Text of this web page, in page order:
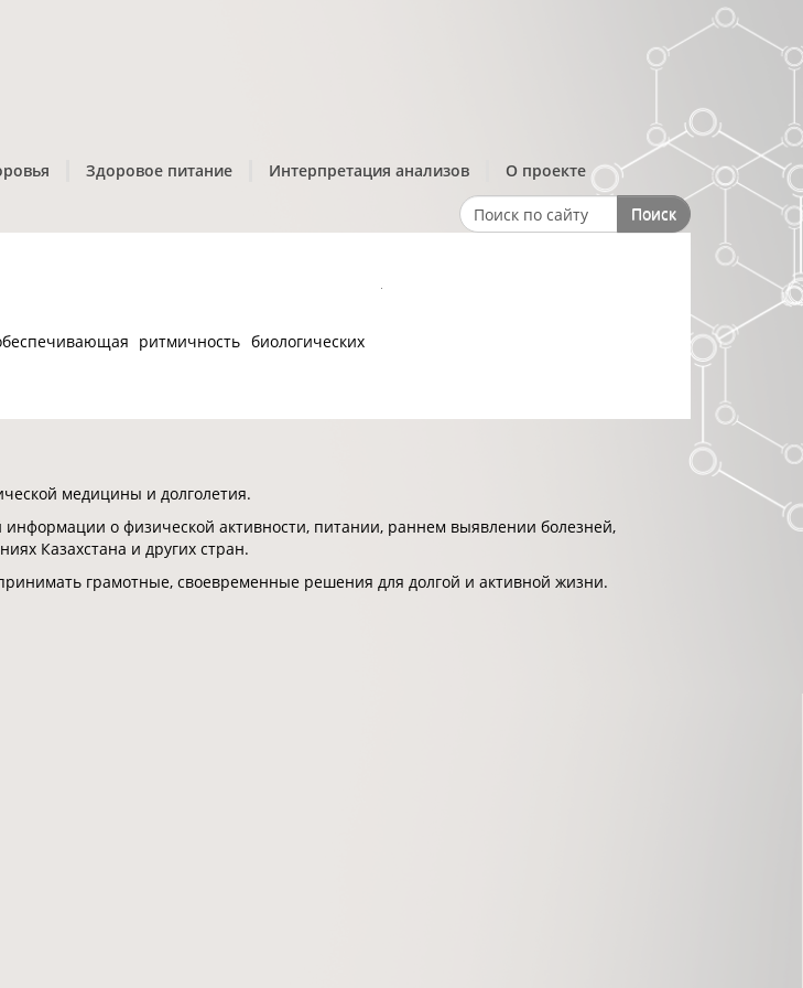
Здоровое питание Интерпретация анализов О проекте
Search formПоиск
ритмичность биологических
медицины и долголетия.
о физической активности, питании, раннем выявлении болезней,
Казахстана и других стран.
грамотные, своевременные решения для долгой и активной жизни.